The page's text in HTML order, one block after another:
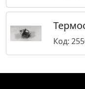
Код: